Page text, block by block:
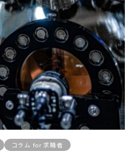
コラム for 求職者